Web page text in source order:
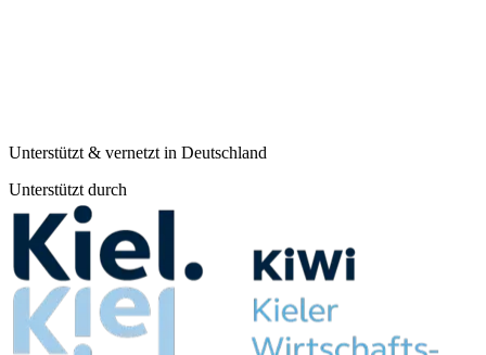
Unterstützt & vernetzt in Deutschland
Unterstützt durch